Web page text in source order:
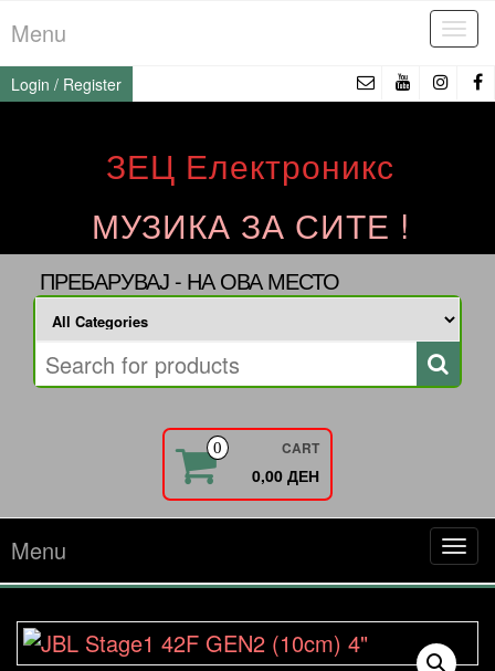
to
the
content
Menu
Login / Register
ЗЕЦ Електроникс
МУЗИКА ЗА СИТЕ !
ПРЕБАРУВАЈ - НА ОВА МЕСТО
0 CART
0,00 ДЕН
Menu